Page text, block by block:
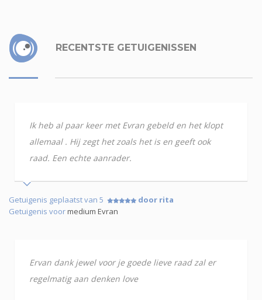
RECENTSTE GETUIGENISSEN
Ik heb al paar keer met Evran gebeld en het klopt
allemaal . Hij zegt het zoals het is en geeft ook
raad. Een echte aanrader.
Getuigenis geplaatst van 5
door rita
Getuigenis voormedium Evran
Ervan dank jewel voor je goede lieve raad zal er
regelmatig aan denken love